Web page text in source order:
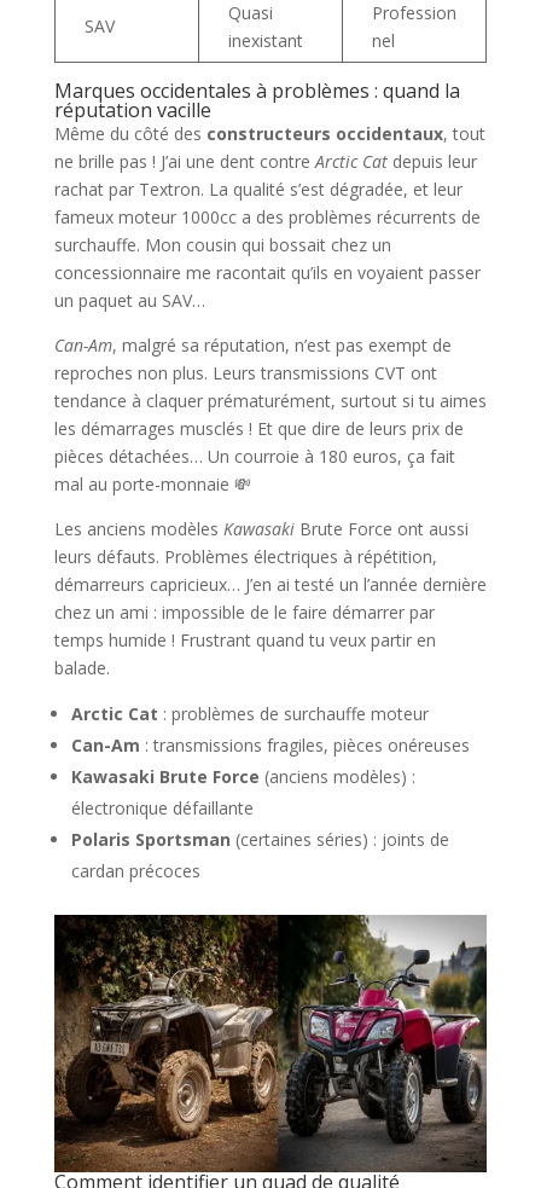
SAV
Quasi
inexistant
Profession
nel
Marques occidentales à problèmes : quand la
réputation vacille
Même du côté des constructeurs occidentaux, tout
ne brille pas ! J’ai une dent contreArctic Catdepuis leur
rachat par Textron. La qualité s’est dégradée, et leur
fameux moteur 1000cc a des problèmes récurrents de
surchauffe. Mon cousin qui bossait chez un
concessionnaire me racontait qu’ils en voyaient passer
un paquet au SAV…
Can-Am, malgré sa réputation, n’est pas exempt de
reproches non plus. Leurs transmissions CVT ont
tendance à claquer prématurément, surtout si tu aimes
les démarrages musclés ! Et que dire de leurs prix de
pièces détachées… Un courroie à 180 euros, ça fait
mal au porte-monnaie 💸
Les anciens modèles KawasakiBrute Force ont aussi
leurs défauts. Problèmes électriques à répétition,
démarreurs capricieux… J’en ai testé un l’année dernière
chez un ami : impossible de le faire démarrer par
temps humide ! Frustrant quand tu veux partir en
balade.
Arctic Cat : problèmes de surchauffe moteur
Can-Am : transmissions fragiles, pièces onéreuses
Kawasaki Brute Force (anciens modèles) :
électronique défaillante
Polaris Sportsman (certaines séries) : joints de
cardan précoces
Comment identifier un quad de qualité